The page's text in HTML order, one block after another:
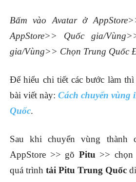
Bấm vào Avatar ở
AppStore>> Quốc gia/
gia/Vùng>> Chọn Trung Quốc
Để hiểu chi tiết các bước làm thì
bài viết này: Cách chuyển vùng
Quốc.
Sau khi chuyển vùng thành
AppStore >> gõ Pitu >> chọn
quá trình tải Pitu Trung Quốc